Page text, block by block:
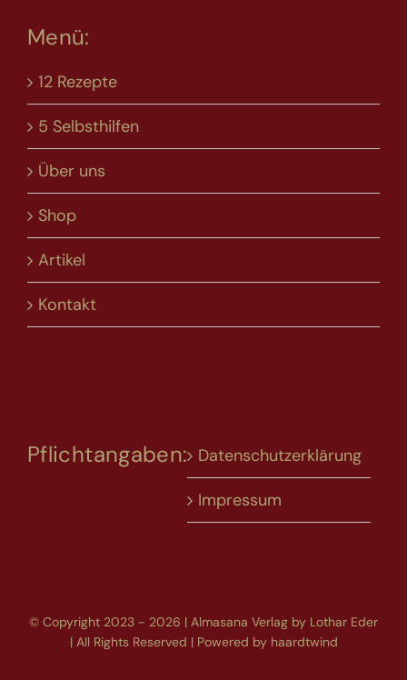
Menü:
12 Rezepte
5 Selbsthilfen
Über uns
Shop
Artikel
Kontakt
Pflichtangaben: Datenschutzerklärung
Impressum
© Copyright 2023 - 2026 | Almasana Verlag by Lothar Eder
| All Rights Reserved | Powered by haardtwind